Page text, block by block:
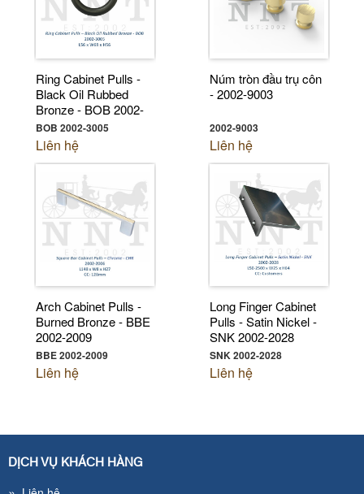
Ring Cabinet Pulls -
Black Oil Rubbed
Bronze - BOB 2002-
3005
BOB 2002-3005
Liên hệ
Núm tròn đầu trụ côn
- 2002-9003
2002-9003
Liên hệ
Arch Cabinet Pulls -
Burned Bronze - BBE
2002-2009
BBE 2002-2009
Liên hệ
Long Finger Cabinet
Pulls - Satin Nickel -
SNK 2002-2028
SNK 2002-2028
Liên hệ
DỊCH VỤ KHÁCH HÀNG